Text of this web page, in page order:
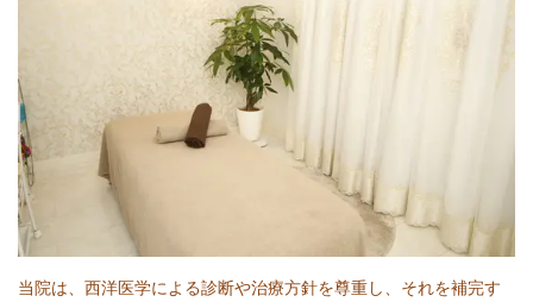
当院は、西洋医学による診断や治療方針を尊重し、それを補完す